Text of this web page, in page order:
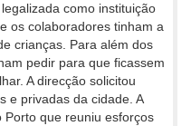
como instituição
os colaboradores tinham a
crianças. Para além dos
pedir para que ficassem
A direcção solicitou
e privadas da cidade. A
Porto que reuniu esforços